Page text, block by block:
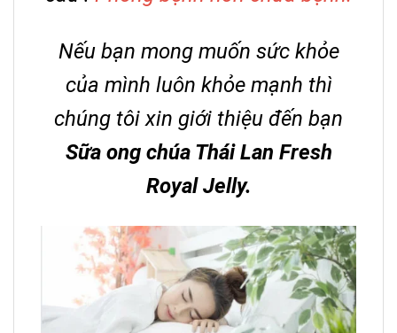
Nếu bạn mong muốn sức khỏe
của mình luôn khỏe mạnh thì
chúng tôi xin giới thiệu đến bạn
Sữa ong chúa Thái Lan Fresh
Royal Jelly.